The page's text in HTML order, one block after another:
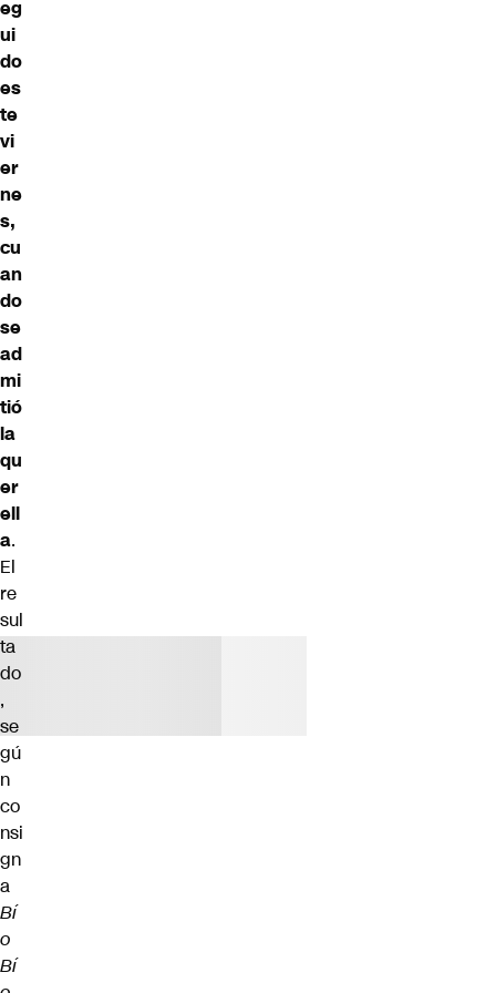
eg
ui
do
es
te
vi
er
ne
s,
cu
an
do
se
ad
mi
tió
la
qu
er
ell
a.
El
re
sul
ta
do
,
se
gú
n
co
nsi
gn
a
Bí
o
Bí